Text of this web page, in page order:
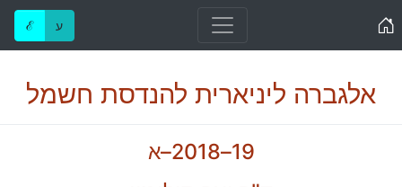
ℰ ע
אלגברה ליניארית להנדסת חשמל
19–2018–א